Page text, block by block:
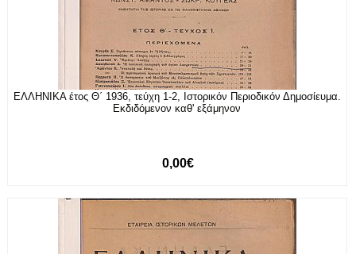
ΕΛΛΗΝΙΚΑ έτος Θ΄ 1936, τεύχη 1-2, Ιστορικόν Περιοδικόν Δημοσίευμα.
Εκδιδόμενον καθ' εξάμηνον
0,00€